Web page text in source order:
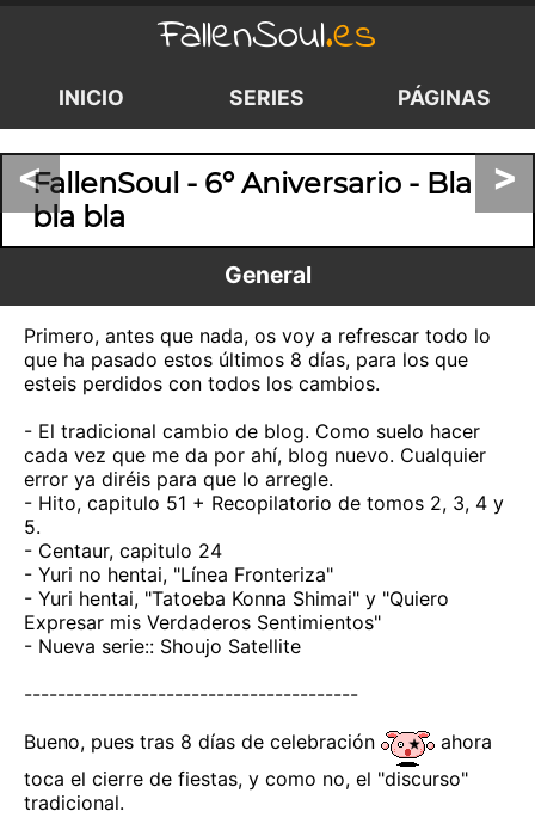
FallenSoul.es
INICIO SERIES PÁGINAS
< >
FallenSoul - 6º Aniversario - Bla
bla bla
General
Primero, antes que nada, os voy a refrescar todo lo
que ha pasado estos últimos 8 días, para los que
esteis perdidos con todos los cambios.
- El tradicional cambio de blog. Como suelo hacer
cada vez que me da por ahí, blog nuevo. Cualquier
error ya diréis para que lo arregle.
- Hito, capitulo 51 + Recopilatorio de tomos 2, 3, 4 y
5.
- Centaur, capitulo 24
- Yuri no hentai, "Línea Fronteriza"
- Yuri hentai, "Tatoeba Konna Shimai" y "Quiero
Expresar mis Verdaderos Sentimientos"
- Nueva serie:: Shoujo Satellite
----------------------------------------
Bueno, pues tras 8 días de celebración
ahora
toca el cierre de fiestas, y como no, el "discurso"
tradicional.